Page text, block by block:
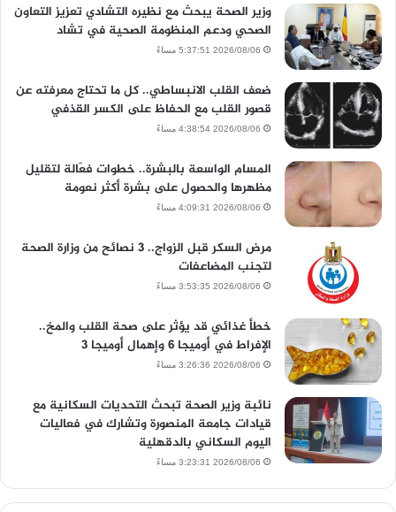
وزير الصحة يبحث مع نظيره التشادي تعزيز التعاون
الصحي ودعم المنظومة الصحية في تشاد
2026/08/06 5:37:51 مساءً
ضعف القلب الانبساطي.. كل ما تحتاج معرفته عن
قصور القلب مع الحفاظ على الكسر القذفي
2026/08/06 4:38:54 مساءً
المسام الواسعة بالبشرة.. خطوات فعّالة لتقليل
مظهرها والحصول على بشرة أكثر نعومة
2026/08/06 4:09:31 مساءً
مرض السكر قبل الزواج.. 3 نصائح من وزارة الصحة
لتجنب المضاعفات
2026/08/06 3:53:35 مساءً
خطأ غذائي قد يؤثر على صحة القلب والمخ..
الإفراط في أوميجا 6 وإهمال أوميجا 3
2026/08/06 3:26:36 مساءً
نائبة وزير الصحة تبحث التحديات السكانية مع
قيادات جامعة المنصورة وتشارك في فعاليات
اليوم السكاني بالدقهلية
2026/08/06 3:23:31 مساءً